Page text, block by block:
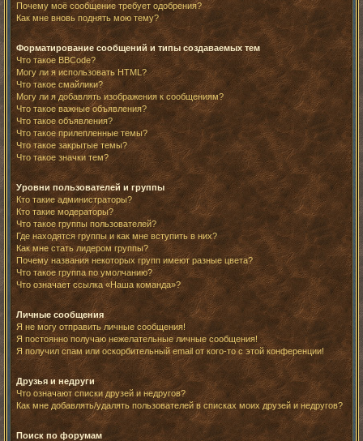
Почему моё сообщение требует одобрения?
Как мне вновь поднять мою тему?
Форматирование сообщений и типы создаваемых тем
Что такое BBCode?
Могу ли я использовать HTML?
Что такое смайлики?
Могу ли я добавлять изображения к сообщениям?
Что такое важные объявления?
Что такое объявления?
Что такое прилепленные темы?
Что такое закрытые темы?
Что такое значки тем?
Уровни пользователей и группы
Кто такие администраторы?
Кто такие модераторы?
Что такое группы пользователей?
Где находятся группы и как мне вступить в них?
Как мне стать лидером группы?
Почему названия некоторых групп имеют разные цвета?
Что такое группа по умолчанию?
Что означает ссылка «Наша команда»?
Личные сообщения
Я не могу отправить личные сообщения!
Я постоянно получаю нежелательные личные сообщения!
Я получил спам или оскорбительный email от кого-то с этой конференции!
Друзья и недруги
Что означают списки друзей и недругов?
Как мне добавлять/удалять пользователей в списках моих друзей и недругов?
Поиск по форумам